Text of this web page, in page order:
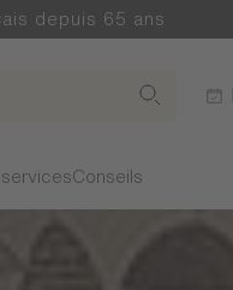
depuis 65 ans
servicesConseils